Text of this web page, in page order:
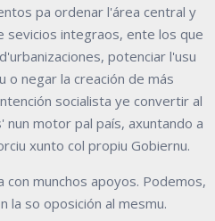
pa ordenar l'área central y
sevicios integraos, ente los que
potenciar l'usu
negar la creación de más
socialista ye convertir al
motor pal país, axuntando a
xunto col propiu Gobiernu.
con munchos apoyos. Podemos,
la so oposición al mesmu.